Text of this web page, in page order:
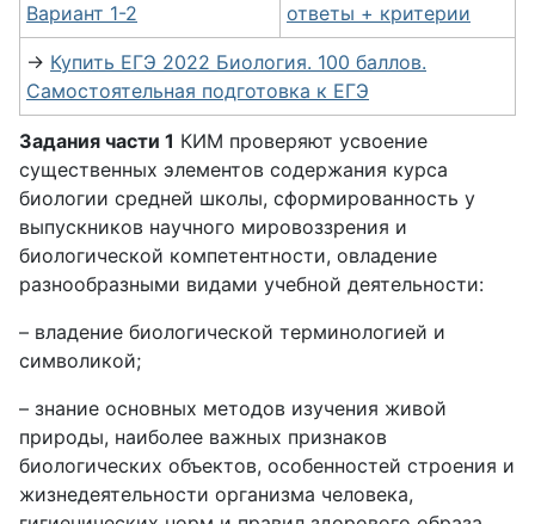
Вариант 1-2 ответы + критерии
→ Купить ЕГЭ 2022 Биология. 100 баллов.
Самостоятельная подготовка к ЕГЭ
Задания части 1 КИМ проверяют усвоение
существенных элементов содержания курса
биологии средней школы, сформированность у
выпускников научного мировоззрения и
биологической компетентности, овладение
разнообразными видами учебной деятельности:
– владение биологической терминологией и
символикой;
– знание основных методов изучения живой
природы, наиболее важных признаков
биологических объектов, особенностей строения и
жизнедеятельности организма человека,